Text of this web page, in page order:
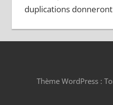
duplications
Thème WordPress :